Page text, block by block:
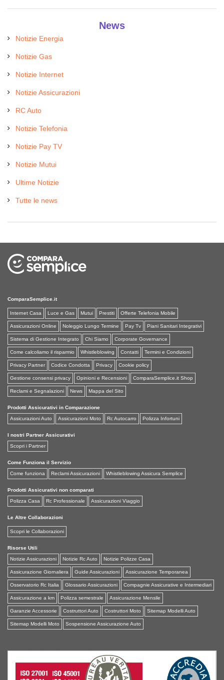
News
Notizie Energia
Notizie Gas
Notizie Internet
Notizie Assicurazioni
RC Auto
Notizie Telefonia
Notizie Pay TV
Notizie Mutui
Ultime Notizie
Tutte le news
ComparaSemplice.it
Internet Casa Luce e Gas Mutui Prestiti Offerte Telefonia Mobile
Assicurazioni Online Noleggio Lungo Termine Pay Tv Piani Sanitari Integrativi
Sistema di Gestione Integrato Chi Siamo Corporate Governance
Come calcoliamo il risparmio Whistleblowing Contatti Termini e Condizioni
Privacy Partner Codice Condotta Privacy Cookie policy
Gestione consensi privacy Opinioni e Recensioni ComparaSemplice.it Shop
Reclami e Segnalazioni News Mappa del Sito
Prodotti Assicurativi in Comparazione
Assicurazioni Auto
Assicurazioni Moto Rc Autocarro Polizza Infortuni
I nostri Partner Assicurativi
Scopri i Partner
Come Funziona il Servizio
Come funziona
Reclami Assicurazioni Whistleblowing Assicura Semplice
Prodotti Assicurativi non comparati
Polizza Casa
Rc Professionale Assicurazioni Viaggio
Le Altre Collaborazioni
Scopri le Collaborazioni
Risorse Utili
Notizie Assicurazioni
Notizie Rc Auto Notizie Polizze Casa
Assicurazione Giornaliera Guide Assicurazioni Assicurazione Temporanea
Osservatorio Rc Italia Glossario Assicurazioni Compagnie Assicurative e Intermediari
Assicurazione a km Polizza semestrale Assicurazione Mensile
Garanzie Accessorie Costruttori Auto Costruttori Moto Sitemap Modelli Auto
Sitemap Modelli Moto Sospensione Assicurazione Auto